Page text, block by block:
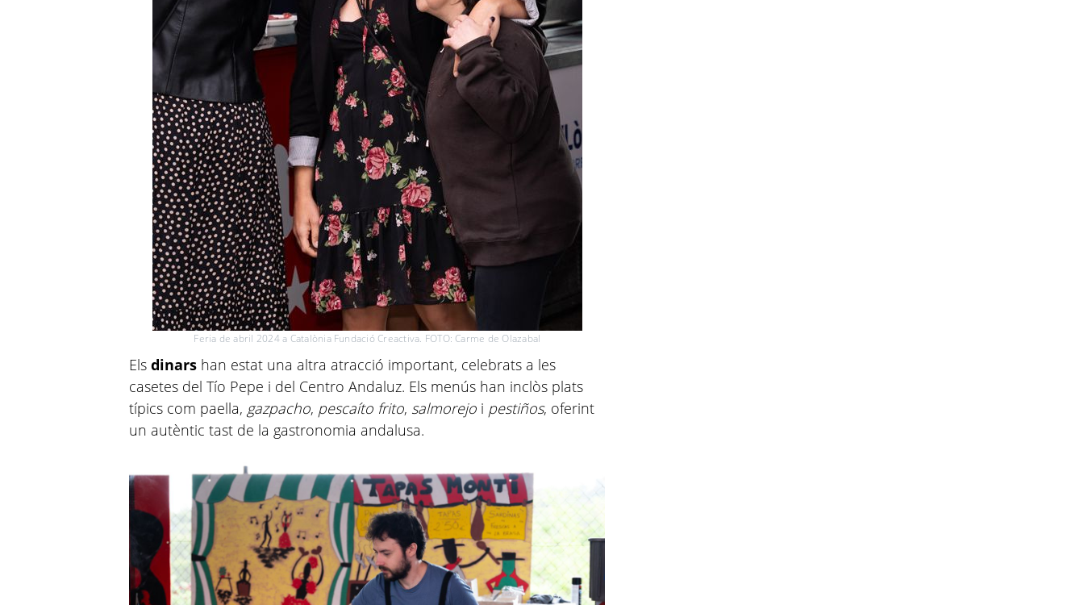
Feria de abril 2024 a Catalònia Fundació Creactiva. FOTO: Carme de Olazabal
Els dinars han estat una altra atracció important, celebrats a les
casetes del Tío Pepe i del Centro Andaluz. Els menús han inclòs plats
típics com paella, gazpacho, pescaíto frito, salmorejo i pestiños, oferint
un autèntic tast de la gastronomia andalusa.